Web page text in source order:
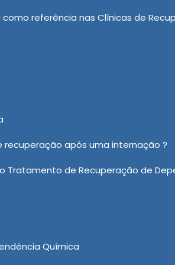
como referência nas Clínicas de
recuperação após uma internação ?
Tratamento de Recuperação de
Química
e promover condições para sua
psiquiátrica
mercado, a Casa Vida Nova se
Involuntária Psiquiatria,
Valor e Clínica Psiquiátrica